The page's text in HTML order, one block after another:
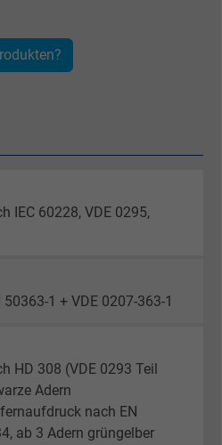
IEC 60228, VDE 0295,
1 + VDE 0207-363-1
HD 308 (VDE 0293 Teil
Adern
nach EN
ab 3 Adern grüngelber